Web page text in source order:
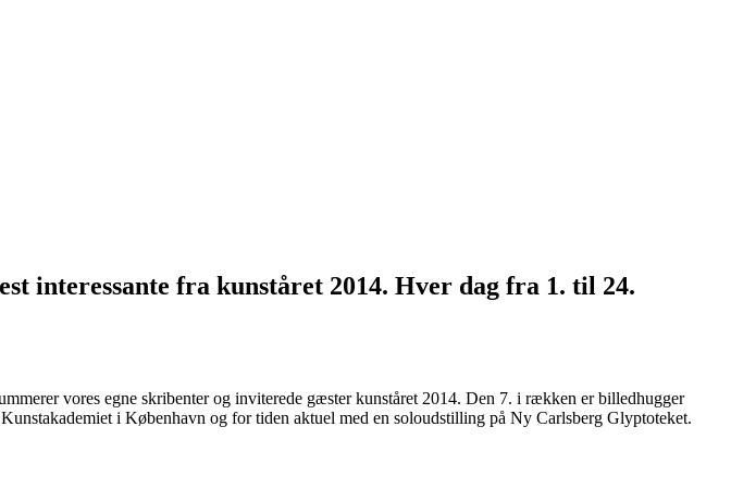
interessante fra kunståret 2014. Hver dag fra 1. til 24.
vores egne skribenter og inviterede gæster kunståret 2014. Den 7. i rækken er billedhugger
i København og for tiden aktuel med en soloudstilling på Ny Carlsberg Glyptoteket.